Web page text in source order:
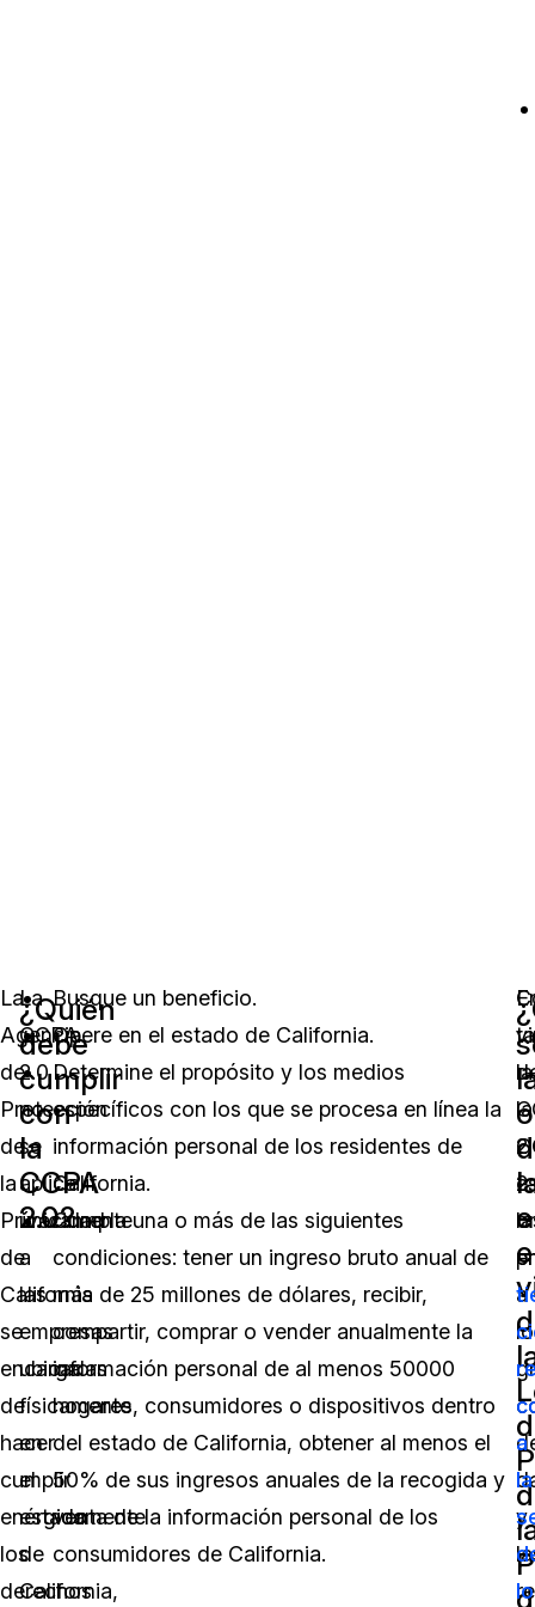
La
Agencia
de
Protección
de
la
Privacidad
de
California
se
encarga
de
hacer
cumplir
enérgicamente
los
derechos
¿Quién
debe
cumplir
con
la
CCPA
2.0?
La
CCPA
2.0
no
se
aplica
únicamente
a
las
empresas
ubicadas
físicamente
en
el
estado
de
California,
Busque un beneficio.
Opere en el estado de California.
Determine el propósito y los medios
específicos con los que se procesa en línea la
información personal de los residentes de
California.
Cumpla una o más de las siguientes
condiciones: tener un ingreso bruto anual de
más de 25 millones de dólares, recibir,
compartir, comprar o vender anualmente la
información personal de al menos 50000
hogares, consumidores o dispositivos dentro
del estado de California, obtener al menos el
50% de sus ingresos anuales de la recogida y
venta de la información personal de los
consumidores de California.
la
a
y
la
a
la